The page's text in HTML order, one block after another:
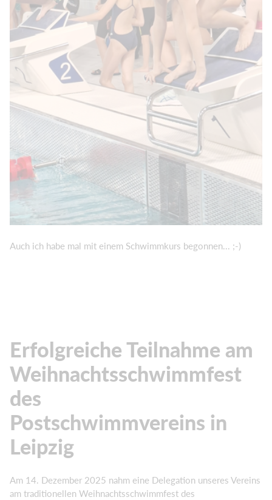
Auch ich habe mal mit einem Schwimmkurs begonnen... ;-)
Erfolgreiche Teilnahme am
Weihnachtsschwimmfest
des
Postschwimmvereins in
Leipzig
Am 14. Dezember 2025 nahm eine Delegation unseres Vereins
am traditionellen Weihnachtsschwimmfest des